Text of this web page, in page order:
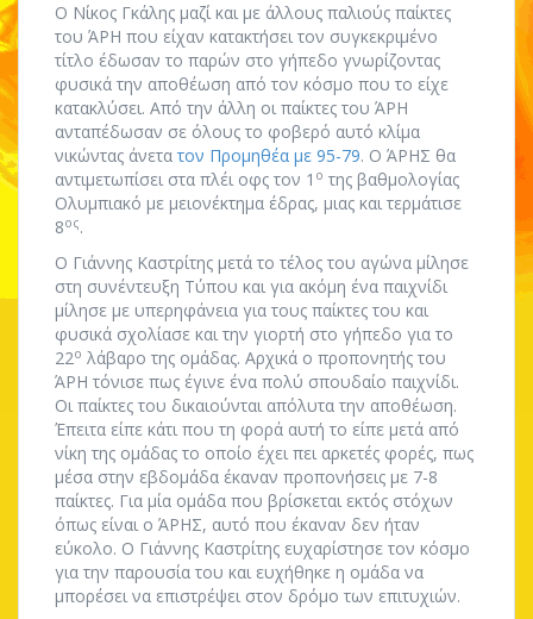
Ο Νίκος Γκάλης μαζί και με άλλους παλιούς παίκτες
του ΆΡΗ που είχαν κατακτήσει τον συγκεκριμένο
τίτλο έδωσαν το παρών στο γήπεδο γνωρίζοντας
φυσικά την αποθέωση από τον κόσμο που το είχε
κατακλύσει. Από την άλλη οι παίκτες του ΆΡΗ
ανταπέδωσαν σε όλους το φοβερό αυτό κλίμα
νικώντας άνετα τον Προμηθέα με 95-79. Ο ΆΡΗΣ θα
αντιμετωπίσει στα πλέι οφς τον 1 ο της βαθμολογίας
Ολυμπιακό με μειονέκτημα έδρας, μιας και τερμάτισε
8ος.
Ο Γιάννης Καστρίτης μετά το τέλος του αγώνα μίλησε
στη συνέντευξη Τύπου και για ακόμη ένα παιχνίδι
μίλησε με υπερηφάνεια για τους παίκτες του και
φυσικά σχολίασε και την γιορτή στο γήπεδο για το
22ο λάβαρο της ομάδας. Αρχικά ο προπονητής του
ΆΡΗ τόνισε πως έγινε ένα πολύ σπουδαίο παιχνίδι.
Οι παίκτες του δικαιούνται απόλυτα την αποθέωση.
Έπειτα είπε κάτι που τη φορά αυτή το είπε μετά από
νίκη της ομάδας το οποίο έχει πει αρκετές φορές, πως
μέσα στην εβδομάδα έκαναν προπονήσεις με 7-8
παίκτες. Για μία ομάδα που βρίσκεται εκτός στόχων
όπως είναι ο ΆΡΗΣ, αυτό που έκαναν δεν ήταν
εύκολο. Ο Γιάννης Καστρίτης ευχαρίστησε τον κόσμο
για την παρουσία του και ευχήθηκε η ομάδα να
μπορέσει να επιστρέψει στον δρόμο των επιτυχιών.